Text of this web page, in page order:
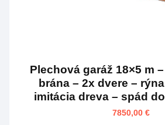
Plechová garáž 18×5 m
brána – 2x dvere –
imitácia dreva – spád
7850,00 €